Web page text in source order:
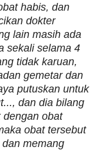
habis, dan
dokter
lain masih ada
sekali selama 4
tidak karuan,
gemetar dan
putuskan untuk
dan dia bilang
dengan obat
obat tersebut
memang